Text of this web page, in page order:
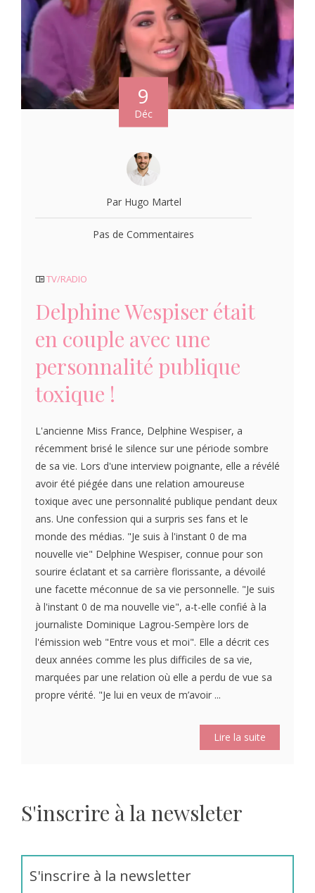
9
Déc
Par Hugo Martel
Pas de Commentaires
TV/RADIO
Delphine Wespiser était
en couple avec une
personnalité publique
toxique !
L'ancienne Miss France, Delphine Wespiser, a
récemment brisé le silence sur une période sombre
de sa vie. Lors d'une interview poignante, elle a révélé
avoir été piégée dans une relation amoureuse
toxique avec une personnalité publique pendant deux
ans. Une confession qui a surpris ses fans et le
monde des médias. "Je suis à l'instant 0 de ma
nouvelle vie" Delphine Wespiser, connue pour son
sourire éclatant et sa carrière florissante, a dévoilé
une facette méconnue de sa vie personnelle. "Je suis
à l'instant 0 de ma nouvelle vie", a-t-elle confié à la
journaliste Dominique Lagrou-Sempère lors de
l'émission web "Entre vous et moi". Elle a décrit ces
deux années comme les plus difficiles de sa vie,
marquées par une relation où elle a perdu de vue sa
propre vérité. "Je lui en veux de m’avoir ...
Lire la suite
S'inscrire à la newsleter
S'inscrire à la newsletter